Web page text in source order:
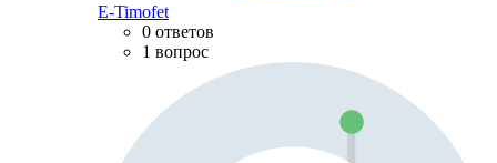
E-Timofet
0 ответов
1 вопрос